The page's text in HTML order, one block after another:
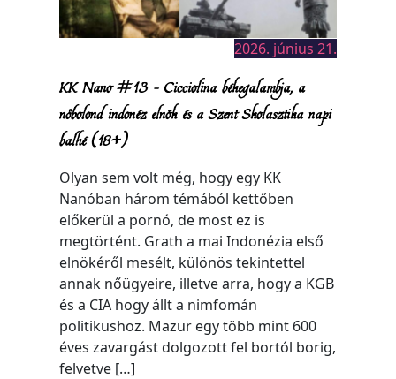
2026. június 21.
KK Nano #13 – Cicciolina békegalambja, a
nőbolond indonéz elnök és a Szent Skolasztika napi
balhé (18+)
Olyan sem volt még, hogy egy KK
Nanóban három témából kettőben
előkerül a pornó, de most ez is
megtörtént. Grath a mai Indonézia első
elnökéről mesélt, különös tekintettel
annak nőügyeire, illetve arra, hogy a KGB
és a CIA hogy állt a nimfomán
politikushoz. Mazur egy több mint 600
éves zavargást dolgozott fel bortól borig,
felvetve […]